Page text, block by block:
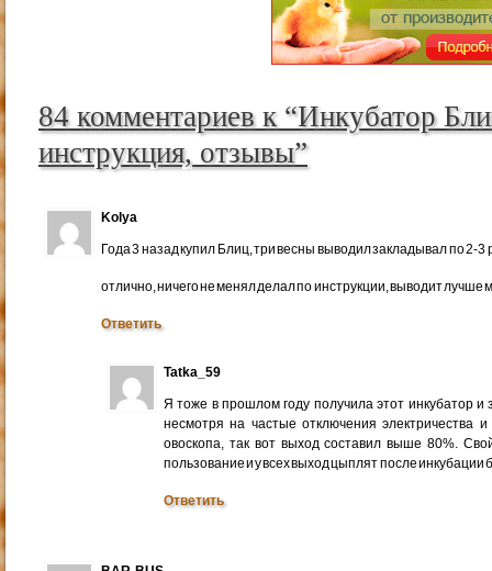
84 комментариев к “Инкубатор
инструкция, отзывы”
Kolya
Года 3 назад купил Блиц, три весны выводил закладывал по 2-
отлично, ничего не менял делал по инструкции, выводит лучше
Ответить
Tatka_59
Я тоже в прошлом году получила этот инкубатор
несмотря на частые отключения электричества
овоскопа, так вот выход составил выше 80%.
пользование и у всех выход цыплят после инкубации
Ответить